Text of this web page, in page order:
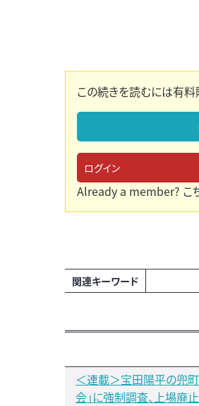
この続きを読むには有料
ログイン
Already a member? こ
関連キーワード
＜連載＞宝田陽平の兜町
会」に強制調査、上場廃